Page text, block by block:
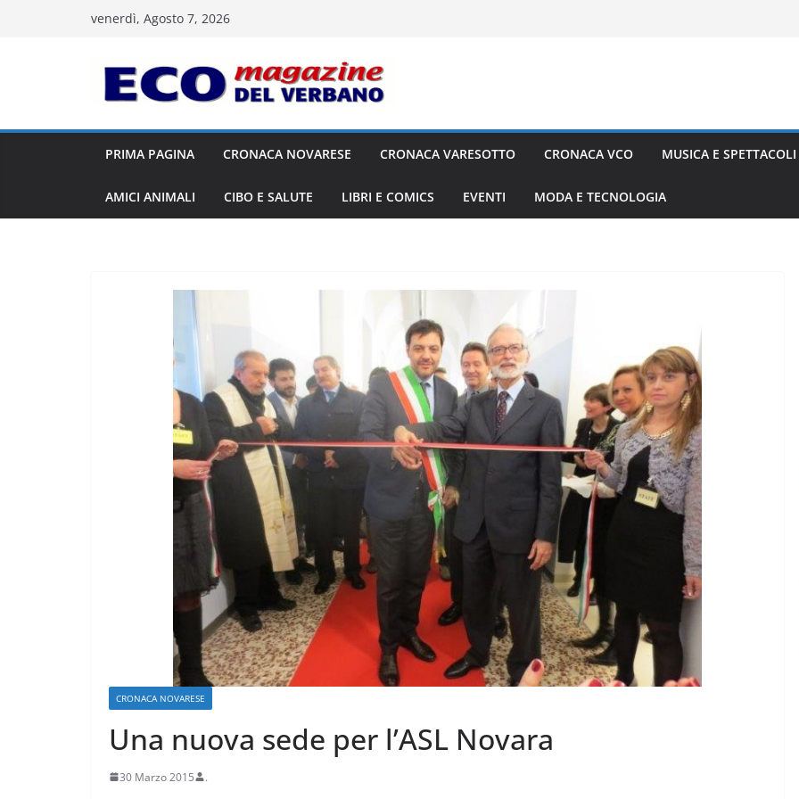
venerdì, Agosto 7, 2026
PRIMA PAGINA CRONACA NOVARESE CRONACA VARESOTTO CRONACA VCO MUSICA E SPETTACOLI
AMICI ANIMALI CIBO E SALUTE LIBRI E COMICS EVENTI MODA E TECNOLOGIA
CRONACA NOVARESE
Una nuova sede per l’ASL Novara
30 Marzo 2015 .
CRONACA VARESOTTO
Stalle roventi, picchi fino
a 39 gradi
CRONACA NOVARESE CRONACA VCO
Le Imprese dell’Alto
Piemonte “tengono
botta”